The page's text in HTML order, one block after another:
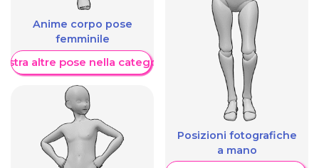
Anime corpo pose
femminile
altre pose nella categoria
Posizioni fotografiche
a mano